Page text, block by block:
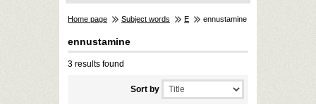
Home page Subject words E ennustamine
ennustamine
3 results found
Sort by